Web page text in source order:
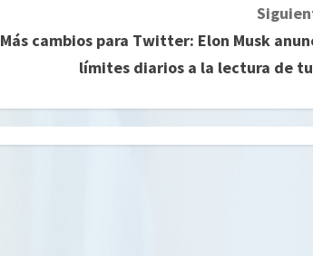
Más cambios para Twitter: Elon Musk
límites diarios a la lectura de